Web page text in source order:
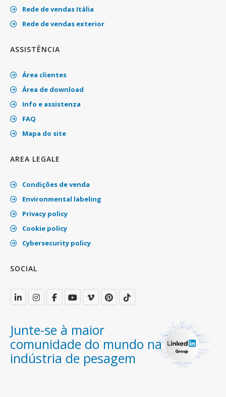
Rede de vendas Itália
Rede de vendas exterior
ASSISTÊNCIA
Área clientes
Área de download
Info e assistenza
FAQ
Mapa do site
AREA LEGALE
Condições de venda
Environmental labeling
Privacy policy
Cookie policy
Cybersecurity policy
SOCIAL
Junte-se à maior
comunidade do mundo na
indústria de pesagem